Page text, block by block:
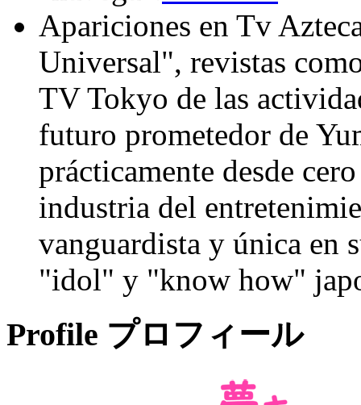
Apariciones en Tv
Universal", revistas
TV Tokyo de las
futuro prometedor de
prácticamente desde
industria del
vanguardista y única en
"idol" y "know how"
Profile プロフィール